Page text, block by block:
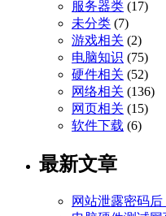
服务器类 (17)
未分类 (7)
游戏相关 (2)
电脑知识 (75)
硬件相关 (52)
网络相关 (136)
网页相关 (15)
软件下载 (6)
最新文章
网站泄露密码